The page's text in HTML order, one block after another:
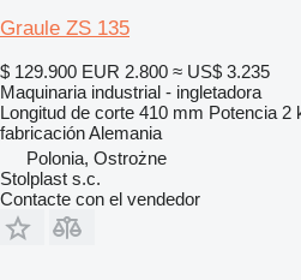
Graule ZS 135
$ 129.900 EUR 2.800 ≈ US$ 3.235
Maquinaria industrial - ingletadora
Longitud de corte 410 mm Potencia 2
fabricaciónAlemania
Polonia, Ostrożne
Stolplast s.c.
Contacte con el vendedor